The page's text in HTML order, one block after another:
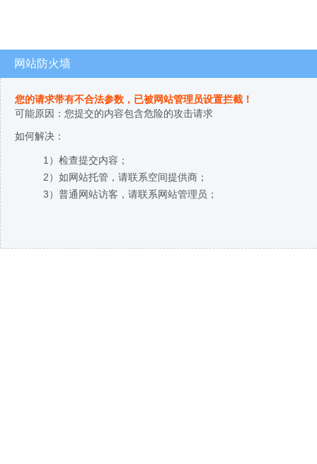
网站防火墙
您的请求带有不合法参数，已被网站管理员设置拦截！
可能原因：您提交的内容包含危险的攻击请求
如何解决：
1）检查提交内容；
2）如网站托管，请联系空间提供商；
3）普通网站访客，请联系网站管理员；